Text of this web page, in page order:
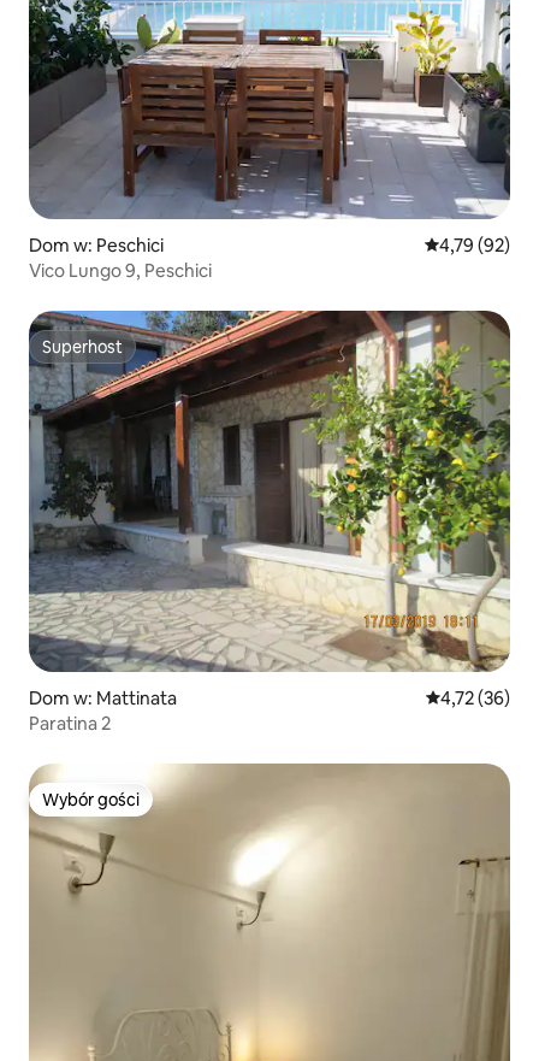
Dom w: Peschici Średnia
4,79 (92)
Vico Lungo 9, Peschici
Superhost
Superhost
Dom w: Mattinata Średnia
4,72 (36)
Paratina 2
Wybór gości
Wybór gości